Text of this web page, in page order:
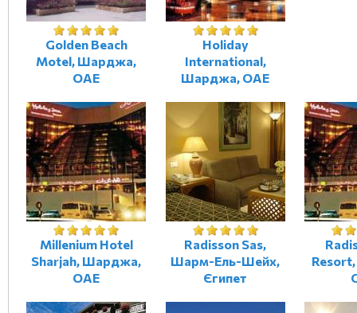
Golden Beach
Motel, Шарджа,
ОАЕ
Holiday
International,
Шарджа, ОАЕ
Millenium Hotel
Sharjah, Шарджа,
ОАЕ
Radisson Sas,
Шарм-Ель-Шейх,
Єгипет